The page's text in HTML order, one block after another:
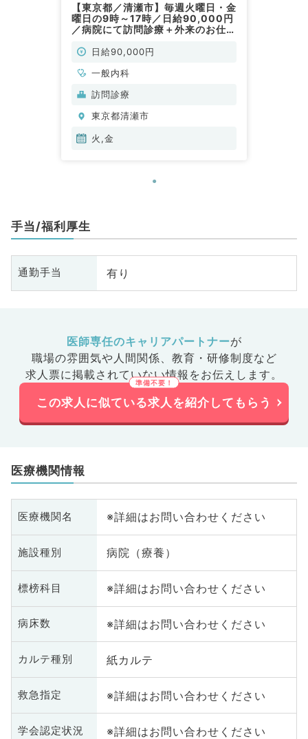
【東京都／清瀬市】毎週火曜日・金
曜日の9時～17時／日給90,000円
／病院にて訪問診療＋外来のお仕事
日給90,000円
一般内科
訪問診療
東京都清瀬市
火,金
手当/福利厚生
通勤手当 有り
医師専任のキャリアパートナーが
職場の雰囲気や人間関係、 教育・研修制度など
求人票に掲載されていない情報をお伝えします。
この求人に似ている求人を紹介してもらう
医療機関情報
医療機関名 ※詳細はお問い合わせください
施設種別 病院（療養）
標榜科目 ※詳細はお問い合わせください
病床数 ※詳細はお問い合わせください
カルテ種別 紙カルテ
救急指定 ※詳細はお問い合わせください
学会認定状況 ※詳細はお問い合わせください